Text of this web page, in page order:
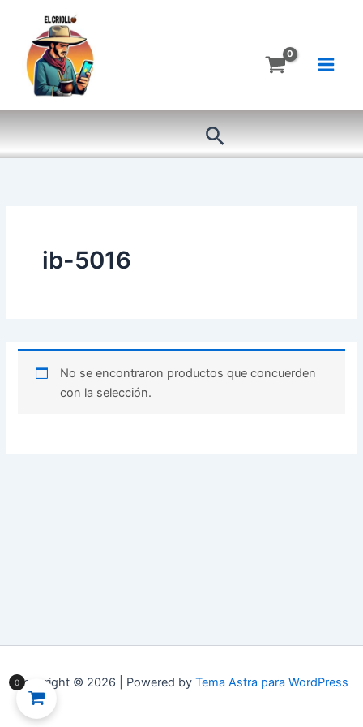
contenido
Buscar
ib-5016
No se encontraron productos que concuerden
con la selección.
Copyright © 2026 | Powered by Tema Astra para WordPress
0